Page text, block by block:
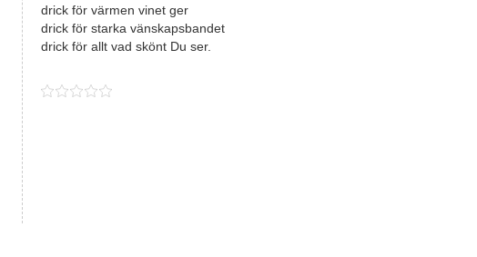
drick för värmen vinet ger
drick för starka vänskapsbandet
drick för allt vad skönt Du ser.